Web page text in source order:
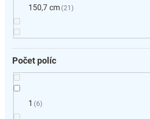
150,7 cm 21
Počet políc
1 6